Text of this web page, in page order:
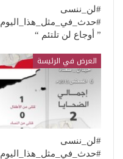
#لن_ننسى
#حدث_في_مثل_هذا_اليوم
” أوجاع لن تلتئم “
العرض في الرئيسة
#لن_ننسى
#حدث_في_مثل_هذا_اليوم